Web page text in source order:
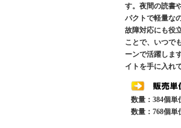
す。夜間の読書
パクトで軽量な
故障対応にも役
ことで、いつで
ーンで活躍しま
イトを手に入れ
数量：384個単
数量：768個単